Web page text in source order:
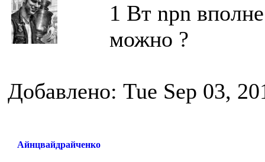
1 Вт npn
можно ?
Добавлено: Tue Sep 03,
Айнцвайдрайченко